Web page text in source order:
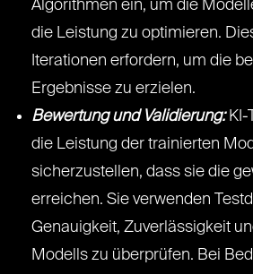
Algorithmen ein, um die
die Leistung zu optimieren.
Iterationen erfordern, um die
Ergebnisse zu erzielen.
Bewertung und Validierung:KI-
die Leistung der trainierten
sicherzustellen, dass sie die
erreichen. Sie verwenden
Genauigkeit, Zuverlässigkeit
Modells zu überprüfen. Bei